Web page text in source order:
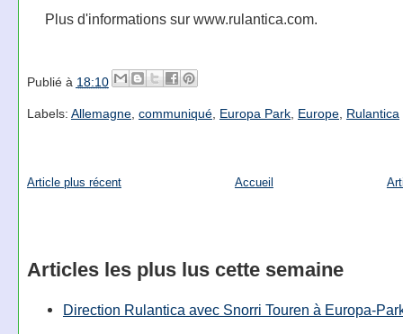
Plus d'informations sur www.rulantica.com.
Publié à 18:10
Labels: Allemagne, communiqué, Europa Park, Europe, Rulantica
Article plus récent Accueil
Articles les plus lus cette semaine
Direction Rulantica avec Snorri Touren à Europa-